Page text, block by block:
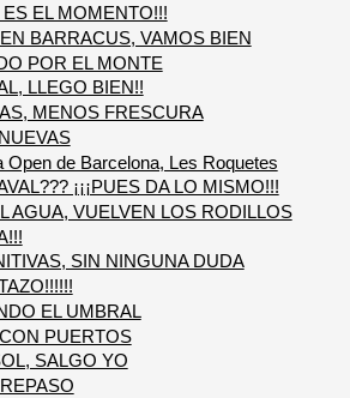
EL MOMENTO!!!
BARRACUS, VAMOS BIEN
POR EL MONTE
LLEGO BIEN!!
MENOS FRESCURA
Open de Barcelona, Les Roquetes
¡¡¡PUES DA LO MISMO!!!
AGUA, VUELVEN LOS RODILLOS
SIN NINGUNA DUDA
EL UMBRAL
PUERTOS
SALGO YO